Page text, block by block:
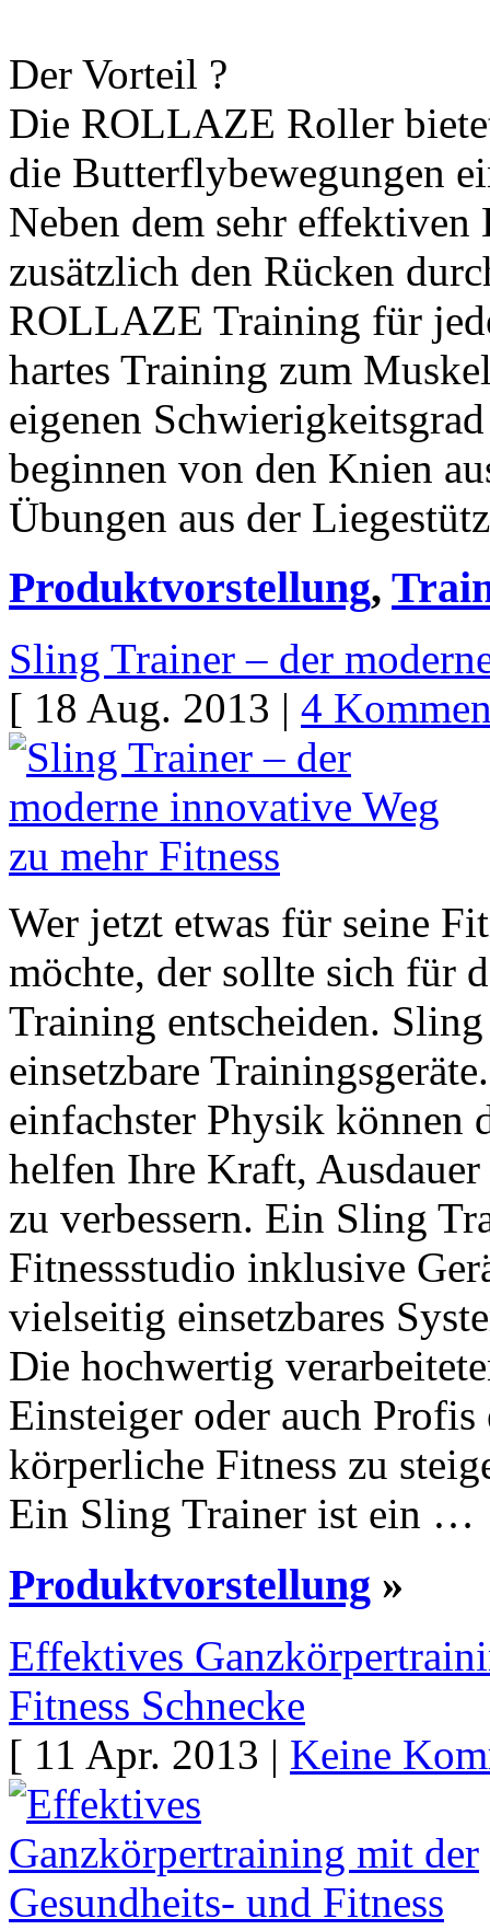
Der Vorteil ?
Die ROLLAZE Roller
die Butterflybewegungen
Neben dem sehr
zusätzlich den Rücken
ROLLAZE Training für
hartes Training zum
eigenen
beginnen von den Knien
Übungen aus der
Produktvorstellung,
Sling Trainer – der
[ 18 Aug. 2013 | 4
Wer jetzt etwas für seine
möchte, der sollte sich für
Training entscheiden.
einsetzbare
einfachster Physik können
helfen Ihre Kraft,
zu verbessern. Ein Sling
Fitnessstudio inklusive
vielseitig einsetzbares
Die hochwertig
Einsteiger oder auch
körperliche Fitness zu
Ein Sling Trainer ist ein …
Produktvorstellung »
Effektives
Fitness Schnecke
[ 11 Apr. 2013 | Keine